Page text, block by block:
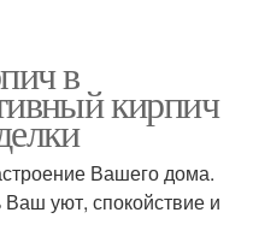
в
кирпич
Вашего дома.
Ваш уют, спокойствие и